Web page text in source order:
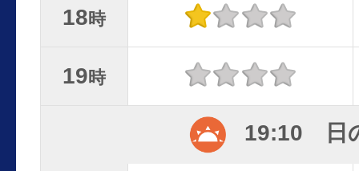
18時
19時
19:10 日